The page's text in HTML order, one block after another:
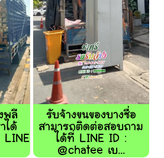
พลี
ได้
LINE
รับจ้างขนของบางซื่อ
สามารถติดต่อสอบถาม
ได้ที่ LINE ID :
@chatee เบ...